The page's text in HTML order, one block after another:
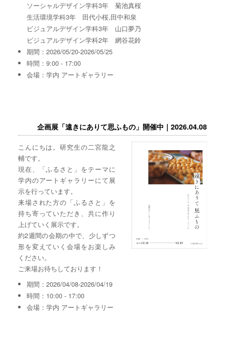
ソーシャルデザイン学科3年 菊池真桜
生活環境学科3年 田代小桜,田中和泉
ビジュアルデザイン学科3年 山口夢乃
ビジュアルデザイン学科2年 網谷花鈴
期間：2026/05/20-2026/05/25
時間：9:00 - 17:00
会場：学内 アートギャラリー
企画展「遠きにありて思ふもの」開催中｜2026.04.08
こんにちは。研究生の二宮龍之
輔です。
現在、「ふるさと」をテーマに
学内のアートギャラリーにて展
示を行っています。
来場された方の「ふるさと」を
持ち寄っていただき、共に作り
上げていく展示です。
約2週間の会期の中で、少しずつ
形を変えていく会場をお楽しみ
ください。
ご来場お待ちしております！
期間：2026/04/08-2026/04/19
時間：10:00 - 17:00
会場：学内 アートギャラリー